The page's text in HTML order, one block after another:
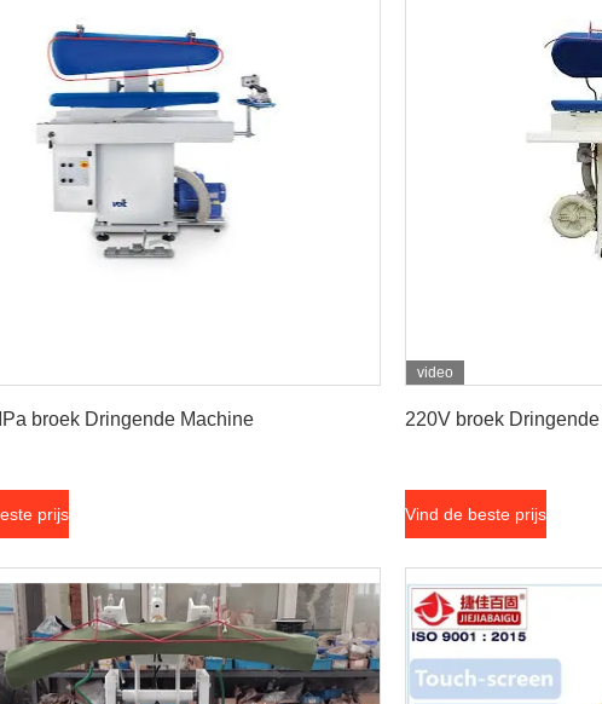
broek Dringende Machine
prijs
video
220V broek
Vind de beste prijs